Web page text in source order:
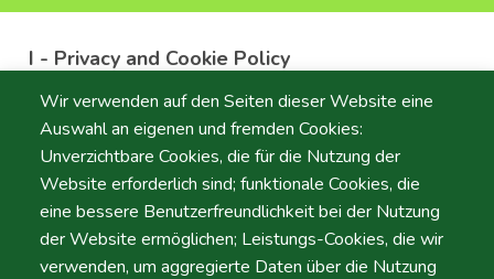
Wir verwenden auf den Seiten dieser Website eine
Auswahl an eigenen und fremden Cookies:
Unverzichtbare Cookies, die für die Nutzung der
Website erforderlich sind; funktionale Cookies, die
eine bessere Benutzerfreundlichkeit bei der Nutzung
der Website ermöglichen; Leistungs-Cookies, die wir
verwenden, um aggregierte Daten über die Nutzung
I - Privacy and Cookie Policy
A.Moita – Automóveis de Aluguer sem Condutor, LDA.
is committed to protecting the security and privacy of
those who access its
website
https://www.hirecar4less.com/
. In this context,
we have drafted this Privacy and Cookies Policy ("Policy")
to affirm our commitment and respect for privacy rules
and personal data protection.